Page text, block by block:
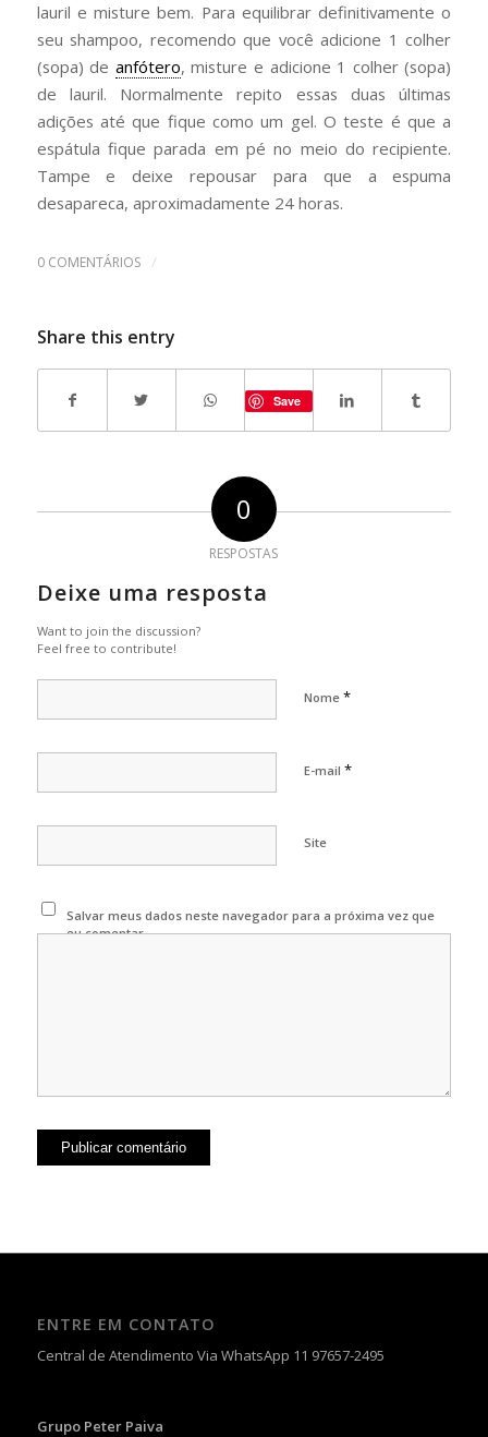
lauril e misture bem. Para equilibrar definitivamente o
seu shampoo, recomendo que você adicione 1 colher
(sopa) de anfótero, misture e adicione 1 colher (sopa)
de lauril. Normalmente repito essas duas últimas
adições até que fique como um gel. O teste é que a
espátula fique parada em pé no meio do recipiente.
Tampe e deixe repousar para que a espuma
desapareca, aproximadamente 24 horas.
0 COMENTÁRIOS /
Share this entry
Save
0
RESPOSTAS
Deixe uma resposta
Want to join the discussion?
Feel free to contribute!
Nome *
E-mail *
Site
Salvar meus dados neste navegador para a próxima vez que
eu comentar.
ENTRE EM CONTATO
Central de Atendimento Via WhatsApp 11 97657-2495
Grupo Peter Paiva